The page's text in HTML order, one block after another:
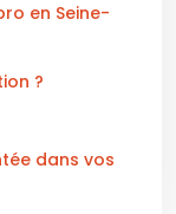
en Seine-
?
dans vos